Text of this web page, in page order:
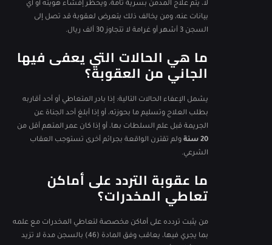
لا، يتم علاج المدمن بسرية تامة، ويحظر إفشاء هويته أو أي
بيانات عنه، ومن يخالف ذلك يتعرض لعقوبة قد تصل إلى
السجن 3 أشهر أو غرامة لا تتجاوز 30 ألف ريال.
ما هي الحالات التي يعفى فيها
الجاني من العقوبة؟
يشمل الإعفاء الحالات التالية: إذا بادر المتعاطي أو أحد أقاربه
بطلب العلاج وتسليم ما بحوزته، أو إذا أبلغ أحد الجناة عن
الجريمة قبل علم السلطات بها، أو إذا كان عمر المتهم أقل من
20 سنة
ولم تقترن الواقعة بجرائم أخرى تستوجب العقاب
الشرعي.
ما عقوبة التردد على أماكن
تعاطي المخدرات؟
من يثبت تردده على أماكن مخصصة لتعاطي المخدرات مع علمه
بما يجري فيها، يعاقب وفق المادة (46) بالسجن مدة لا تزيد